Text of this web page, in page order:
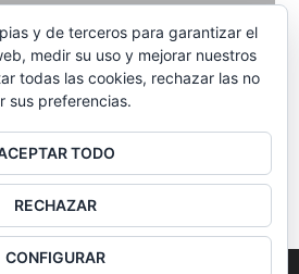
a Santiago
Antes del crack
BARRA
LATERAL
y de terceros para garantizar el
medir su uso y mejorar nuestros
todas las cookies, rechazar las no
sus preferencias.
TODO
RECHAZAR
CONFIGURAR